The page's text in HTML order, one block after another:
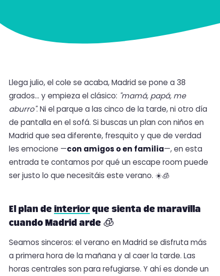
Llega julio, el cole se acaba, Madrid se pone a 38
grados… y empieza el clásico: "mamá, papá, me
aburro". Ni el parque a las cinco de la tarde, ni otro día
de pantalla en el sofá. Si buscas un plan con niños en
Madrid que sea diferente, fresquito y que de verdad
les emocione —con amigos o en familia—, en esta
entrada te contamos por qué un escape room puede
ser justo lo que necesitáis este verano. ☀️🧊
El plan deinteriorque sienta de maravilla
cuando Madrid arde 🧊
Seamos sinceros: el verano en Madrid se disfruta más
a primera hora de la mañana y al caer la tarde. Las
horas centrales son para refugiarse. Y ahí es donde un